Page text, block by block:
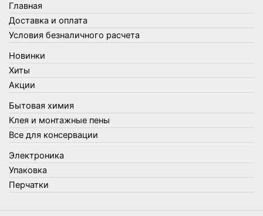
Товары для кухни
Товары для сада и огорода
Товары для туризма и отдыха
Упаковка
Утеплители и прочее
Фонари, лампы и удлинители
Хозяйственные товары
Швабры, стекломои, черенки и насадки
Шнуры, веревки и шпагаты
Электроника
Элементы питания
Главная
Доставка и оплата
Условия безналичного расчета
Новинки
Хиты
Акции
Бытовая химия
Клея и монтажные пены
Все для консервации
Электроника
Упаковка
Перчатки